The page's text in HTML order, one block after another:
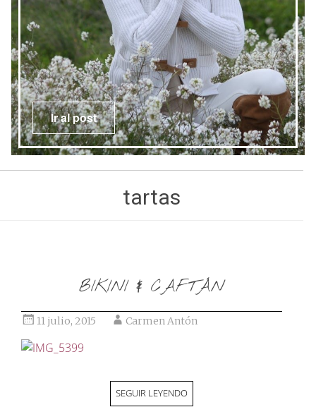
Ir al post
tartas
BIKINI & CAFTÁN
11 julio, 2015 Carmen Antón
SEGUIR LEYENDO